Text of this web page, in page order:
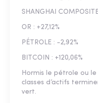
SHANGHAI
OR : +27,12%
PÉTROLE : -2,92%
BITCOIN : +120,06%
Hormis le pétrole ou le
classes d’actifs
vert.